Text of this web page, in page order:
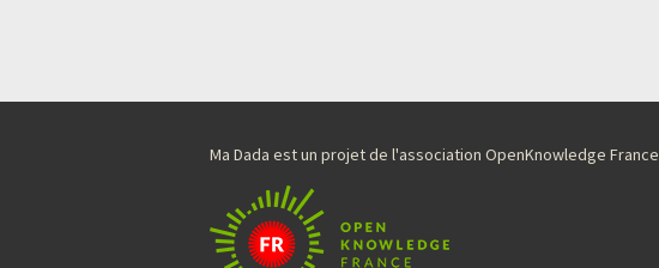
Ma Dada est un projet de l'association OpenKnowledge France